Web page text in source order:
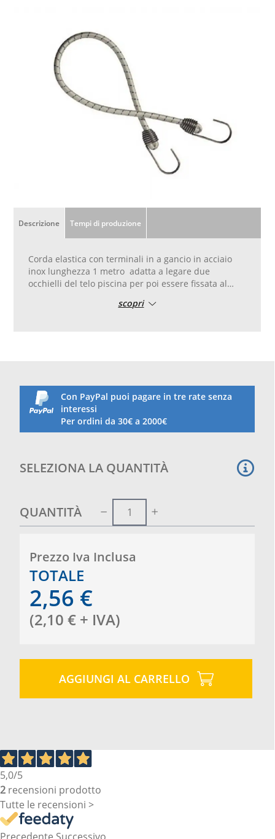
Descrizione Tempi di produzione
Corda elastica con terminali in a gancio in acciaio
inox lunghezza 1 metro adatta a legare due
occhielli del telo piscina per poi essere fissata al
scopri
Con PayPal puoi pagare in tre rate senza
interessi
Per ordini da 30€ a 2000€
SELEZIONA LA QUANTITÀ
QUANTITÀ
Prezzo Iva Inclusa
TOTALE
2,56 €
(2,10 € + IVA)
AGGIUNGI AL CARRELLO
5,0/5
2 recensioni prodotto
Tutte le recensioni >
Precedente Successivo